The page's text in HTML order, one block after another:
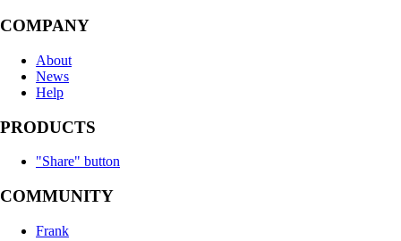
COMPANY
About
News
Help
PRODUCTS
"Share" button
COMMUNITY
Frank